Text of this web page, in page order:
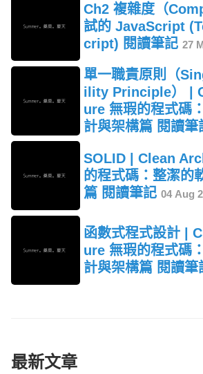
Ch2 複雜度（
試的 JavaScript
cript) 閱讀筆記 27
單一職責原則（
ility Principle） |
ure 無瑕的程式碼
計與架構篇 閱讀筆
SOLID | Clean
的程式碼：整潔的
篇 閱讀筆記 04 Aug
函數式程式設計 |
ure 無瑕的程式碼
計與架構篇 閱讀筆
最新文章